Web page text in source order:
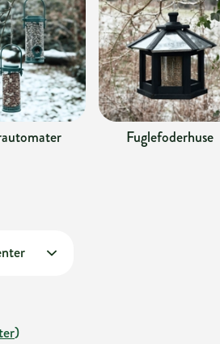
Fuglefoderhuse
)